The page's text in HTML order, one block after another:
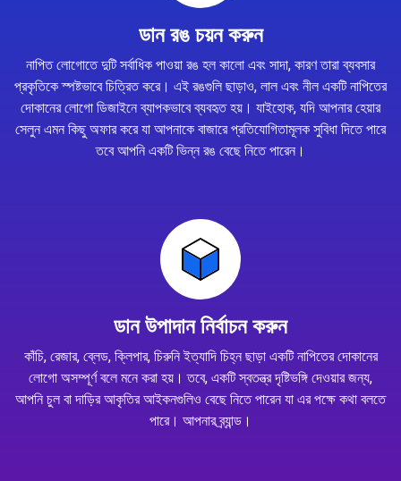
ডান রঙ চয়ন করুন
নাপিত লোগোতে দুটি সর্বাধিক পাওয়া রঙ হল কালো এবং সাদা, কারণ তারা ব্যবসার
প্রকৃতিকে স্পষ্টভাবে চিত্রিত করে। এই রঙগুলি ছাড়াও, লাল এবং নীল একটি নাপিতের
দোকানের লোগো ডিজাইনে ব্যাপকভাবে ব্যবহৃত হয়। যাইহোক, যদি আপনার হেয়ার
সেলুন এমন কিছু অফার করে যা আপনাকে বাজারে প্রতিযোগিতামূলক সুবিধা দিতে পারে
তবে আপনি একটি ভিন্ন রঙ বেছে নিতে পারেন।
ডান উপাদান নির্বাচন করুন
কাঁচি, রেজার, ব্লেড, ক্লিপার, চিরুনি ইত্যাদি চিহ্ন ছাড়া একটি নাপিতের দোকানের
লোগো অসম্পূর্ণ বলে মনে করা হয়। তবে, একটি স্বতন্ত্র দৃষ্টিভঙ্গি দেওয়ার জন্য,
আপনি চুল বা দাড়ির আকৃতির আইকনগুলিও বেছে নিতে পারেন যা এর পক্ষে কথা বলতে
পারে। আপনার ব্র্যান্ড।